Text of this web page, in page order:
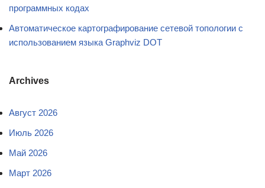
программных кодах
Автоматическое картографирование сетевой топологии с
использованием языка Graphviz DOT
Archives
Август 2026
Июль 2026
Май 2026
Март 2026